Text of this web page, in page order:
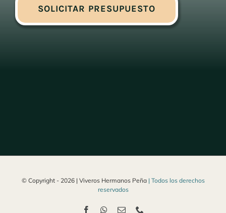
SOLICITAR PRESUPUESTO
© Copyright - 2026 | Viveros Hermanos Peña | Todos los derechos
reservados
FacebookWhatsApp
Correo